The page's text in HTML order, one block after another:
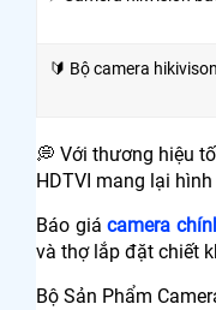
🔰 Bộ camera
💭 Với thương hiệu
HDTVI mang lại
Báo giácamera
và thợ lắp đặt chiết
Bộ Sản Phẩm